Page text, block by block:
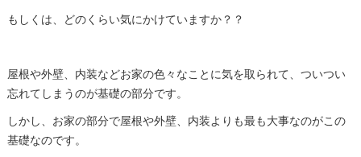
もしくは、どのくらい気にかけていますか？？
屋根や外壁、内装などお家の色々なことに気を取られて、ついつい
忘れてしまうのが基礎の部分です。
しかし、お家の部分で屋根や外壁、内装よりも最も大事なのがこの
基礎なのです。